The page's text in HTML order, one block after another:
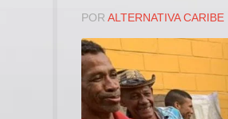
POR ALTERNATIVA CARIBE